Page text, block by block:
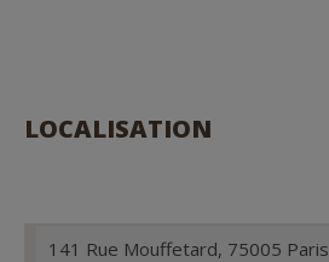
LOCALISATION
141 Rue Mouffetard, 75005 Paris